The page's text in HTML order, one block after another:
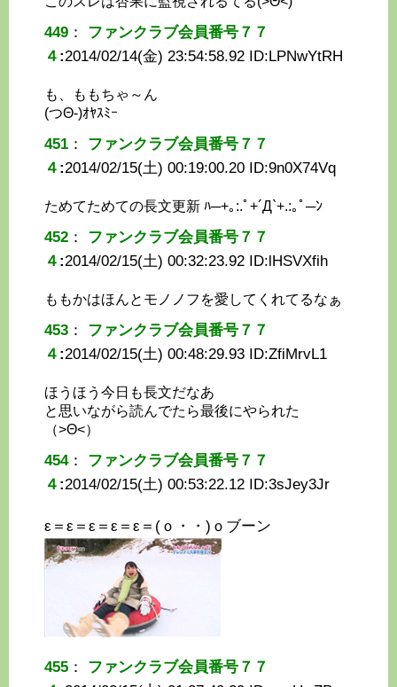
449 ： ファンクラブ会員番号７７
４ :2014/02/14(金) 23:54:58.92 ID:LPNwYtRH
も、ももちゃ～ん
(つΘ-)ｵﾔｽﾐｰ
451 ： ファンクラブ会員番号７７
４ :2014/02/15(土) 00:19:00.20 ID:9n0X74Vq
ためてためての長文更新 ﾊ─+｡:.ﾟ+´Д`+.:｡ﾟ─ﾝ
452 ： ファンクラブ会員番号７７
４ :2014/02/15(土) 00:32:23.92 ID:lHSVXfih
ももかはほんとモノノフを愛してくれてるなぁ
453 ： ファンクラブ会員番号７７
４ :2014/02/15(土) 00:48:29.93 ID:ZfiMrvL1
ほうほう今日も長文だなあ
と思いながら読んでたら最後にやられた
（>Θ<）
454： ファンクラブ会員番号７７
４ :2014/02/15(土) 00:53:22.12 ID:3sJey3Jr
ε＝ε＝ε＝ε＝ε＝(ｏ・・)ｏブーン
455 ： ファンクラブ会員番号７７